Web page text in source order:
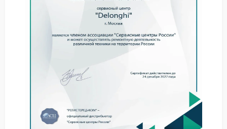
Прежде чем обращаться в сервис, выполните
несколько простых действий:
убедитесь, что резервуар для воды заполнен;
очистите фильтры от накипи и загрязнений;
перезагрузите устройство, отключив его от сети
на 1–2 минуты.
Когда нужен профессиональный
ремонт